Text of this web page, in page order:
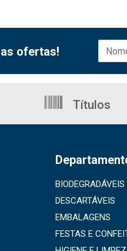
ofertas!
Títulos
BIODEGRADÁVEIS
DESCARTÁVEIS
EMBALAGENS
FESTAS E